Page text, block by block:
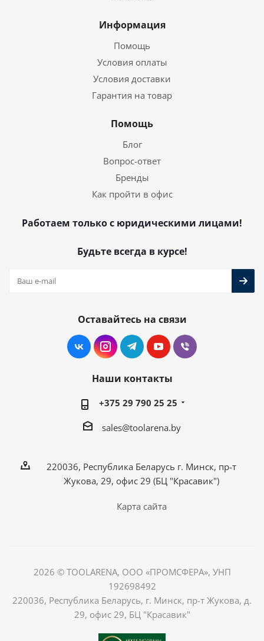
Информация
Помощь
Условия оплаты
Условия доставки
Гарантия на товар
Помощь
Блог
Вопрос-ответ
Бренды
Как пройти в офис
Работаем только с юридическими лицами!
Будьте всегда в курсе!
Оставайтесь на связи
Наши контакты
+375 29 790 25 25
sales@toolarena.by
220036, Республика Беларусь г. Минск, пр-т
Жукова, 29, офис 29 (БЦ "Красавик")
Карта сайта
2026 © TOOLARENA, ООО «ПРОМСФЕРА», УНП
192698492
220036, Республика Беларусь, г. Минск, пр-т Жукова, д.
29, офис 29, БЦ "Красавик"